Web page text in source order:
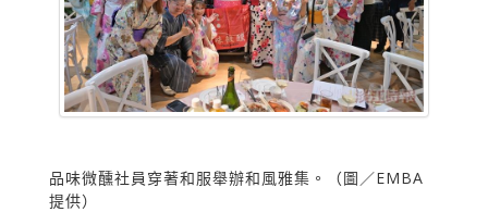
品味微醺社員穿著和服舉辦和風雅集。（圖／EMBA
提供）